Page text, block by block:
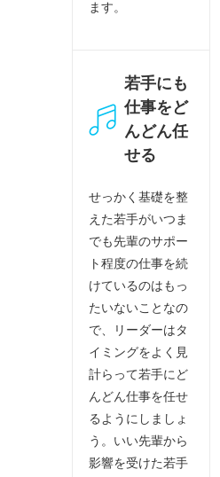
ます。
若手にも
仕事をど
んどん任
せる
せっかく基礎を整
えた若手がいつま
でも先輩のサポー
ト程度の仕事を続
けているのはもっ
たいないことなの
で、リーダーはタ
イミングをよく見
計らって若手にど
んどん仕事を任せ
るようにしましょ
う。いい先輩から
影響を受けた若手